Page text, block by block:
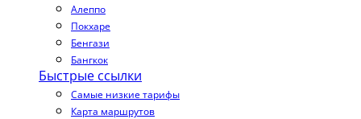
Алеппо
Покхаре
Бенгази
Бангкок
Быстрые ссылки
Самые низкие тарифы
Карта маршрутов